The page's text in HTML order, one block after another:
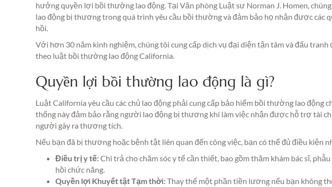
hưởng quyền lợi bồi thường lao động. Tại Văn phòng Luật sư Norman J. Homen,
lao động bị thương trong quá trình yêu cầu bồi thường và đảm bảo họ nhận được các
hồi.
Với hơn 30 năm kinh nghiệm, chúng tôi cung cấp dịch vụ đại diện tận tâm và đấu tranh
theo luật bồi thường lao động California.
Quyền lợi bồi thường lao động là gì?
Luật California yêu cầu các chủ lao động phải cung cấp bảo hiểm bồi thường lao động
thống này đảm bảo rằng người lao động bị thương khi làm việc nhận được hỗ trợ tài
người gây ra thương tích.
Nếu bạn đã bị thương hoặc bệnh tật liên quan đến công việc, bạn có thể đủ điều kiện
Điều trị y tế:Chi trả cho chăm sóc y tế cần thiết, bao gồm thăm khám bác sĩ,
hồi chức năng.
Quyền lợi Khuyết tật Tạm thời:Thay thế một phần tiền lương nếu bạn không